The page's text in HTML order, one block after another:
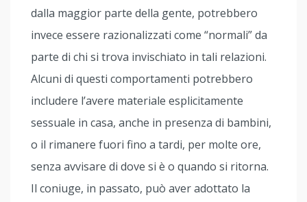
dalla maggior parte della gente, potrebbero
invece essere razionalizzati come “normali” da
parte di chi si trova invischiato in tali relazioni.
Alcuni di questi comportamenti potrebbero
includere l’avere materiale esplicitamente
sessuale in casa, anche in presenza di bambini,
o il rimanere fuori fino a tardi, per molte ore,
senza avvisare di dove si è o quando si ritorna.
Il coniuge, in passato, può aver adottato la